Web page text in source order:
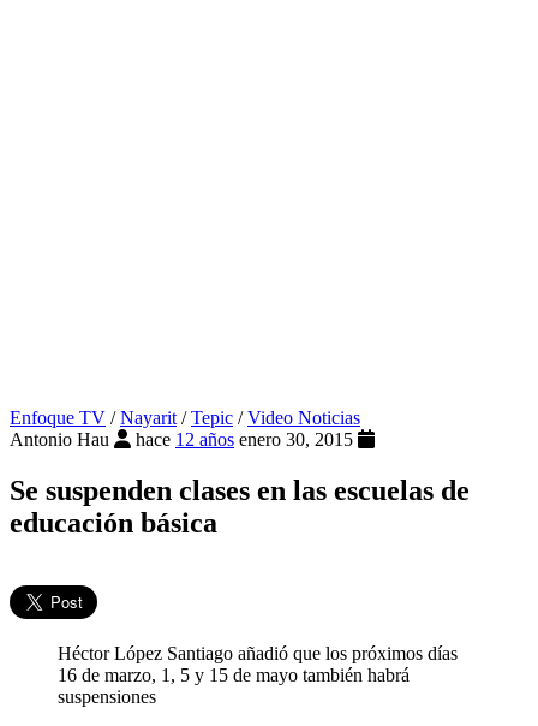
Enfoque TV /Nayarit/Tepic /Video Noticias
Antonio Hau
hace 12 años enero 30, 2015
Se suspenden clases en las escuelas de
educación básica
Héctor López Santiago añadió que los próximos días
16 de marzo, 1, 5 y 15 de mayo también habrá
suspensiones